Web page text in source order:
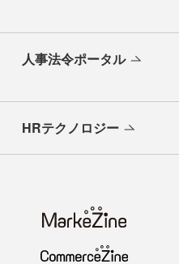
人事法令ポータル
HRテクノロジー